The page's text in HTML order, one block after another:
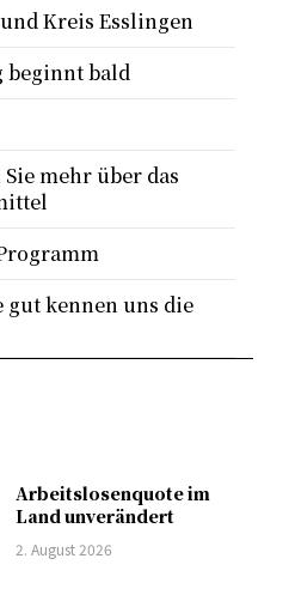
Arbeitslosenquote im
Land unverändert
2. August 2026
Kreis Esslingen
beginnt bald
mehr über das
gut kennen uns die